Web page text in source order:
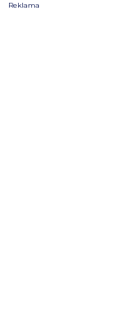
Reklama